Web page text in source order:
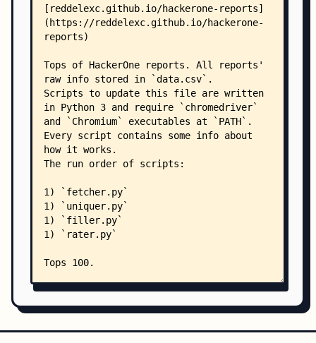
        │   ├── TOPGRAPHQL.md
        │   ├── TOPIDOR.md
        │   ├── TOPINFODISCLOSURE.md
        │   ├── TOPMOBILE.md
        │   ├── TOPOAUTH.md
        │   ├── TOPOPENID.md
        │   ├── TOPOPENREDIRECT.md
        │   ├── TOPRACECONDITION.md
        │   ├── TOPRCE.md
        │   ├── TOPREQUESTSMUGGLING.md
        │   ├── TOPSQLI.md
        │   ├── TOPSSTI.md
        │   ├── TOPSUBDOMAINTAKEOVER.md
        │   ├── TOPUPLOAD.md
        │   ├── TOPWEBCACHE.md
        └── tops_by_program/
            ├── TOPAUTOMATTIC.md
            ├── TOPBRAVESOFTWARE.md
            ├── TOPCONCRETE5.md